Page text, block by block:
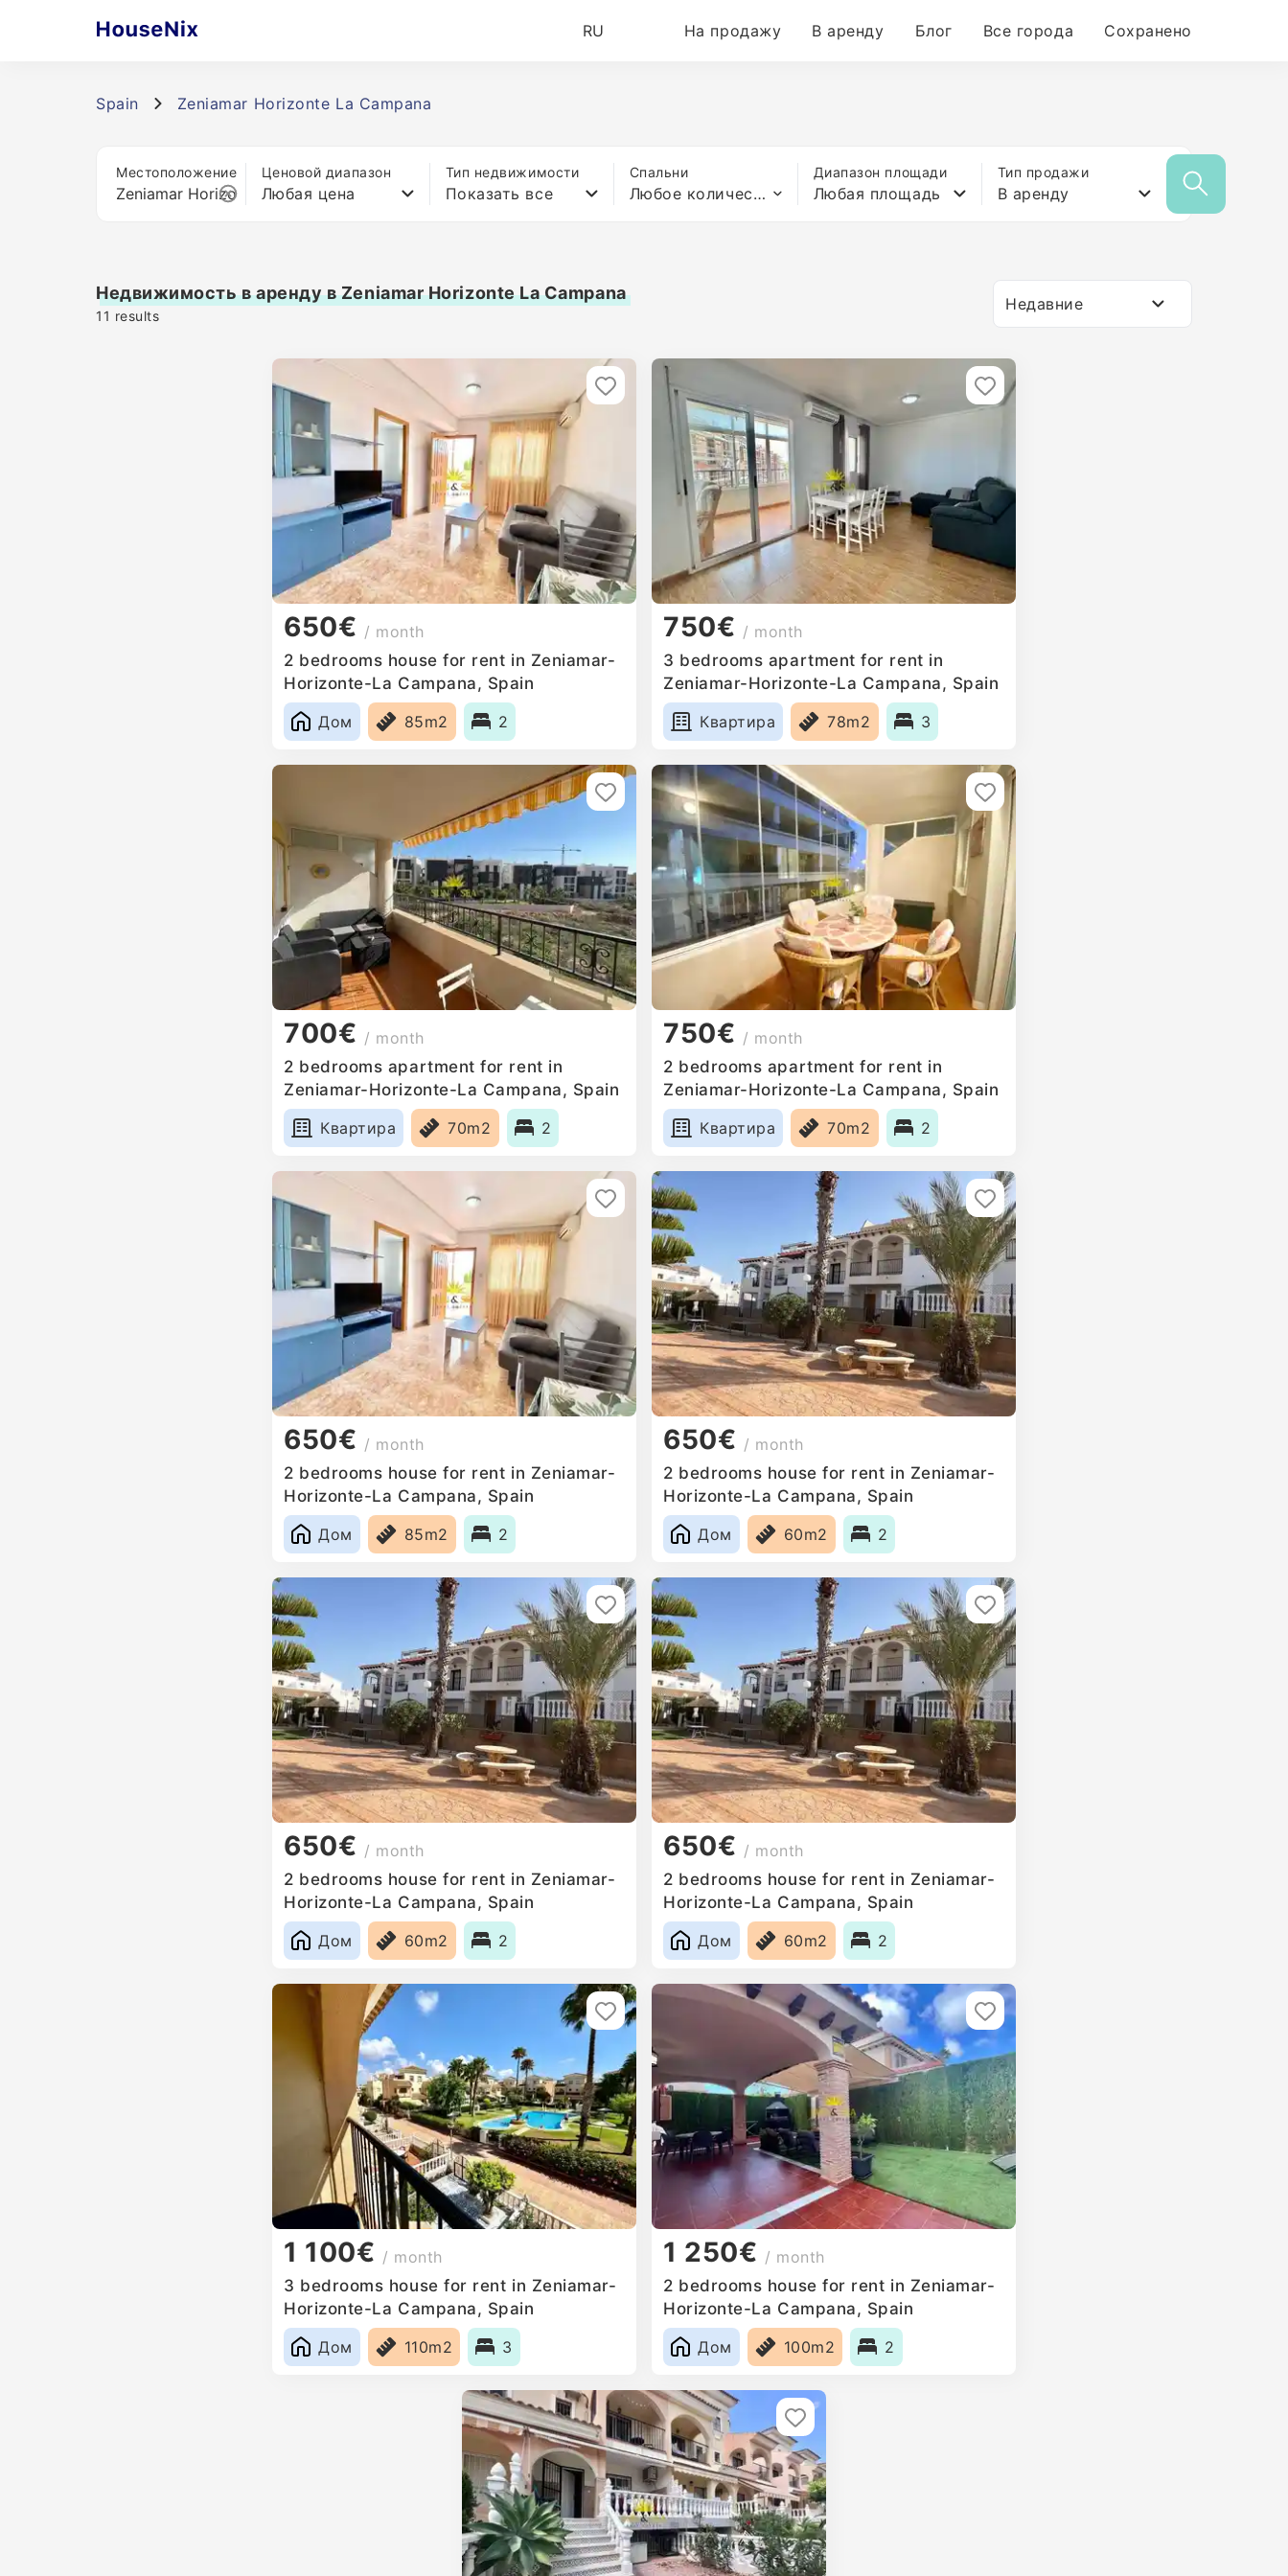
RU На продажу В аренду Блог Все города Сохранено
Spain Zeniamar Horizonte La Campana
Местоположение Ценовой диапазон
Любая цена
Тип недвижимости
Показать все
Спальни
Любое количество спален
Диапазон площади
Любая площадь
Тип продажи
В аренду
Недвижимость в аренду в Zeniamar Horizonte La Campana
11 results
Недавние
650€ / month
2 bedrooms house for rent in Zeniamar-
Horizonte-La Campana, Spain
Дом
85m2 2
750€ / month
3 bedrooms apartment for rent in
Zeniamar-Horizonte-La Campana, Spain
Квартира
78m2 3
700€ / month
2 bedrooms apartment for rent in
Zeniamar-Horizonte-La Campana, Spain
Квартира
70m2 2
750€ / month
2 bedrooms apartment for rent in
Zeniamar-Horizonte-La Campana, Spain
Квартира
70m2 2
650€ / month
2 bedrooms house for rent in Zeniamar-
Horizonte-La Campana, Spain
Дом
85m2 2
650€ / month
2 bedrooms house for rent in Zeniamar-
Horizonte-La Campana, Spain
Дом
60m2 2
650€ / month
2 bedrooms house for rent in Zeniamar-
Horizonte-La Campana, Spain
Дом
60m2 2
650€ / month
2 bedrooms house for rent in Zeniamar-
Horizonte-La Campana, Spain
Дом
60m2 2
1 100€ / month
3 bedrooms house for rent in Zeniamar-
Horizonte-La Campana, Spain
Дом
110m2 3
1 250€ / month
2 bedrooms house for rent in Zeniamar-
Horizonte-La Campana, Spain
Дом
100m2 2